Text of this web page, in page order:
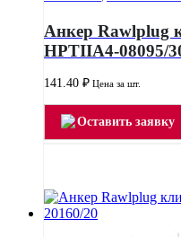
Анкер Rawlplug
HPTIIA4-08095/
141.40 ₽ Цена за шт.
Оставить заявку